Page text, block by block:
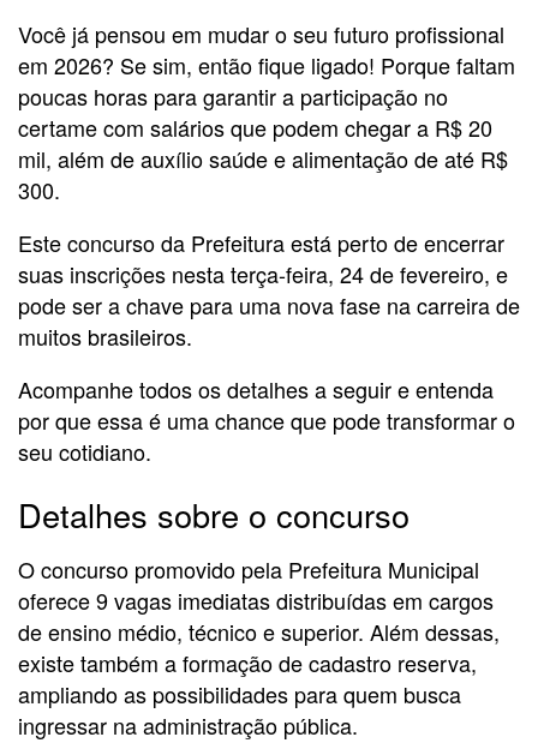
Você já pensou em mudar o seu futuro profissional
em 2026? Se sim, então fique ligado! Porque faltam
poucas horas para garantir a participação no
certame com salários que podem chegar a R$ 20
mil, além de auxílio saúde e alimentação de até R$
300.
Este concurso da Prefeitura está perto de encerrar
suas inscrições nesta terça-feira, 24 de fevereiro, e
pode ser a chave para uma nova fase na carreira de
muitos brasileiros.
Acompanhe todos os detalhes a seguir e entenda
por que essa é uma chance que pode transformar o
seu cotidiano.
Detalhes sobre o concurso
O concurso promovido pela Prefeitura Municipal
oferece 9 vagas imediatas distribuídas em cargos
de ensino médio, técnico e superior. Além dessas,
existe também a formação de cadastro reserva,
ampliando as possibilidades para quem busca
ingressar na administração pública.